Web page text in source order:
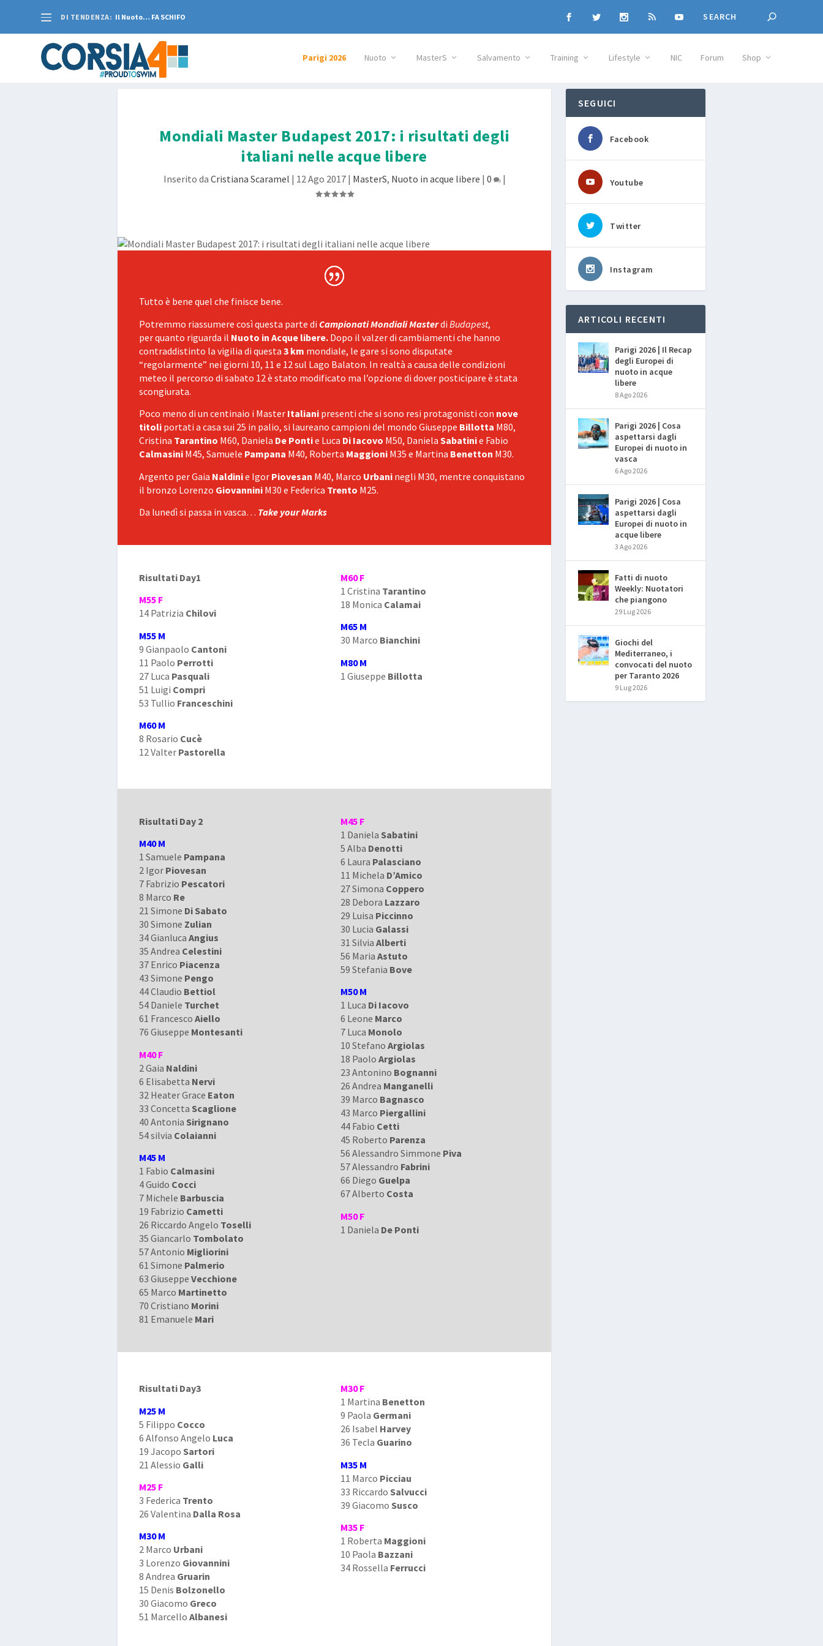
DI TENDENZA: Il Nuoto… FA SCHIFO
Parigi 2026 Nuoto MasterS Salvamento Training Lifestyle NIC Forum Shop
Mondiali Master Budapest 2017: i risultati degli
italiani nelle acque libere
Inserito da Cristiana Scaramel | 12 Ago 2017| MasterS, Nuoto in acque libere | 0 |
Tutto è bene quel che finisce bene.
Potremmo riassumere così questa parte di Campionati Mondiali MasterdiBudapest,
perquanto riguarda il Nuoto in Acque libere. Dopo il valzer di cambiamenti che hanno
contraddistinto la vigilia di questa3 km mondiale, le gare si sono disputate
“regolarmente” nei giorni 10, 11 e 12 sul Lago Balaton. In realtà a causa delle condizioni
meteo il percorso di sabato 12 è stato modificato ma l’opzione di dover posticipare è stata
scongiurata.
Poco meno di un centinaio i Master Italiani presenti che si sono resi protagonisti con nove
titoli portati a casa sui 25 in palio, si laureano campioni del mondo Giuseppe Billotta M80,
Cristina Tarantino M60, Daniela De Pontie Luca Di Iacovo M50, DanielaSabatinie Fabio
Calmasini M45, Samuele Pampana M40, Roberta Maggioni M35 e Martina Benetton M30.
Argento per Gaia Naldinie Igor Piovesan M40, Marco Urbani negli M30, mentre conquistano
il bronzo Lorenzo Giovannini M30 e Federica Trento M25.
Da lunedì si passa in vasca… Take your Marks
Risultati Day1
M55 F
14 Patrizia Chilovi
M55 M
9 Gianpaolo Cantoni
11 Paolo Perrotti
27 Luca Pasquali
51 Luigi Compri
53 Tullio Franceschini
M60 M
8 Rosario Cucè
12 Valter Pastorella
M60 F
1 Cristina Tarantino
18 Monica Calamai
M65 M
30 Marco Bianchini
M80 M
1 Giuseppe Billotta
Risultati Day 2
M40 M
1 Samuele Pampana
2 Igor Piovesan
7 Fabrizio Pescatori
8 Marco Re
21 Simone Di Sabato
30 Simone Zulian
34 GianlucaAngius
35 Andrea Celestini
37 Enrico Piacenza
43 Simone Pengo
44 Claudio Bettiol
54 Daniele Turchet
61 FrancescoAiello
76 Giuseppe Montesanti
M40 F
2 Gaia Naldini
6 Elisabetta Nervi
32 Heater Grace Eaton
33 Concetta Scaglione
40 Antonia Sirignano
54 silvia Colaianni
M45 M
1 Fabio Calmasini
4 Guido Cocci
7 Michele Barbuscia
19 Fabrizio Cametti
26 Riccardo Angelo Toselli
35 Giancarlo Tombolato
57 Antonio Migliorini
61 Simone Palmerio
63 GiuseppeVecchione
65 Marco Martinetto
70 Cristiano Morini
81 Emanuele Mari
M45 F
1 Daniela Sabatini
5 Alba Denotti
6 Laura Palasciano
11 Michela D’Amico
27 Simona Coppero
28 Debora Lazzaro
29 Luisa Piccinno
30 Lucia Galassi
31 Silvia Alberti
56 Maria Astuto
59 Stefania Bove
M50 M
1 Luca Di Iacovo
6 Leone Marco
7 Luca Monolo
10 Stefano Argiolas
18 Paolo Argiolas
23 Antonino Bognanni
26 Andrea Manganelli
39 Marco Bagnasco
43 Marco Piergallini
44 Fabio Cetti
45 Roberto Parenza
56 Alessandro Simmone Piva
57 Alessandro Fabrini
66 Diego Guelpa
67 Alberto Costa
M50 F
1 Daniela De Ponti
Risultati Day3
M25 M
5 Filippo Cocco
6 Alfonso Angelo Luca
19 Jacopo Sartori
21 Alessio Galli
M25 F
3 Federica Trento
26 Valentina Dalla Rosa
M30 M
2 Marco Urbani
3 Lorenzo Giovannini
8 Andrea Gruarin
15 Denis Bolzonello
30 Giacomo Greco
51 MarcelloAlbanesi
M30 F
1 Martina Benetton
9 Paola Germani
26 Isabel Harvey
36 Tecla Guarino
M35 M
11 Marco Picciau
33 Riccardo Salvucci
39 Giacomo Susco
M35 F
1 Roberta Maggioni
10 Paola Bazzani
34 Rossella Ferrucci
SEGUICI
Facebook
Youtube
Twitter
Instagram
ARTICOLI RECENTI
Parigi 2026 | Il Recap
degli Europei di
nuoto in acque
libere
8 Ago 2026
Parigi 2026 | Cosa
aspettarsi dagli
Europei di nuoto in
vasca
6 Ago 2026
Parigi 2026 | Cosa
aspettarsi dagli
Europei di nuoto in
acque libere
3 Ago 2026
Fatti di nuoto
Weekly: Nuotatori
che piangono
29 Lug 2026
Giochi del
Mediterraneo, i
convocati del nuoto
per Taranto 2026
9 Lug 2026